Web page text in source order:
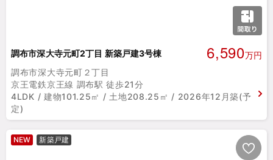
調布市深大寺元町2丁目 新築戸建3号棟 6,590万円
調布市深大寺元町２丁目
京王電鉄京王線 調布駅 徒歩21分
4LDK / 建物101.25㎡ / 土地208.25㎡ / 2026年12月築(予
定)
NEW 新築戸建